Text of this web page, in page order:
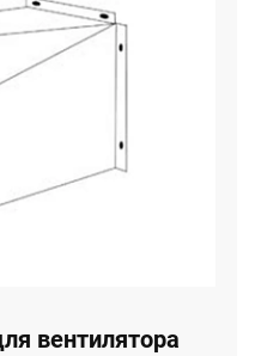
вентилятора